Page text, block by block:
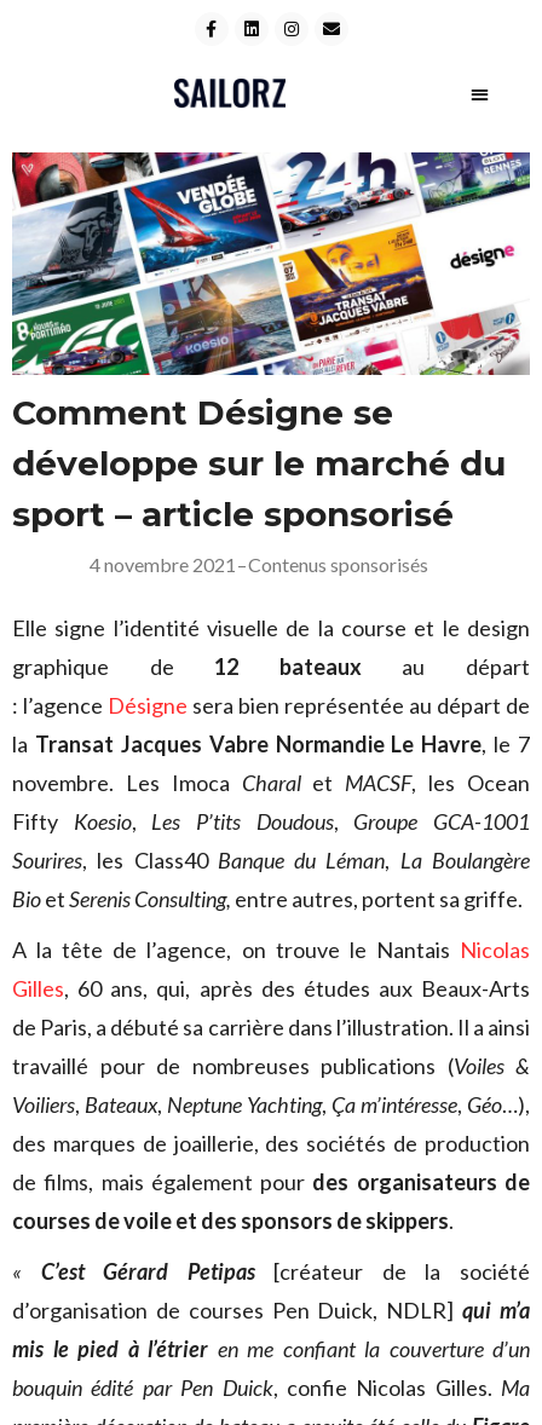
Comment Désigne se
développe sur le marché du
sport – article sponsorisé
4 novembre 2021 –Contenus sponsorisés
Elle signe l’identité visuelle de la course et le design
graphique de 12 bateauxau départ
: l’agence Désigne sera bien représentée au départ de
la Transat Jacques Vabre Normandie Le Havre, le 7
novembre. Les Imoca Charalet MACSF, les Ocean
Fifty Koesio, Les P’tits Doudous, Groupe GCA-1001
Sourires, les Class40 Banque du Léman, La Boulangère
BioetSerenis Consulting, entre autres, portent sa griffe.
A la tête de l’agence, on trouve le Nantais Nicolas
Gilles, 60 ans, qui, après des études aux Beaux-Arts
de Paris, a débuté sa carrière dans l’illustration. Il a ainsi
travaillé pour de nombreuses publications (Voiles &
Voiliers, Bateaux, Neptune Yachting, Ça m’intéresse, Géo…),
des marques de joaillerie, des sociétés de production
de films, mais également pour des organisateurs de
courses de voile et des sponsors de skippers.
« C’est Gérard Petipas[créateur de la société
d’organisation de courses Pen Duick, NDLR]qui m’a
mis le pied à l’étrier en me confiant la couverture d’un
bouquin édité par Pen Duick, confie Nicolas Gilles. Ma